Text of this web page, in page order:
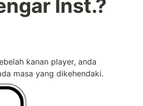
Inst.?
kanan player, anda
masa yang dikehendaki.